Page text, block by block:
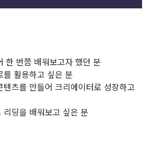
한 번쯤 배워보고자 했던 분
를 활용하고 싶은 분
텐츠를 만들어 크리에이터로 성장하고
리딩을 배워보고 싶은 분